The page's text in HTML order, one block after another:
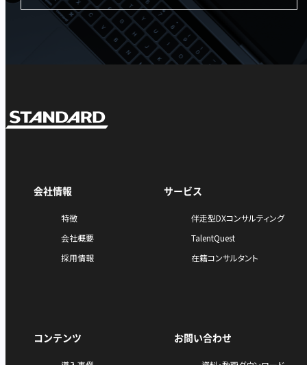
会社情報
特徴
会社概要
採用情報
サービス
伴走型DXコンサルティング
TalentQuest
在籍コンサルタント
コンテンツ お問い合わせ